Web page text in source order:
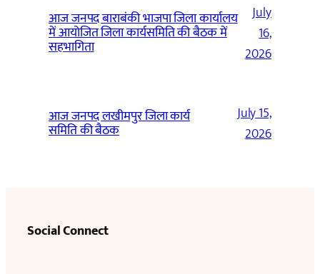
आज जनपद बाराबंकी भाजपा जिला कार्यालय
में आयोजित जिला कार्यसमिति की बैठक में
सहभागिता
July
16,
2026
आज जनपद लखीमपुर जिला कार्य
समिति की बैठक
July 15,
2026
Social Connect